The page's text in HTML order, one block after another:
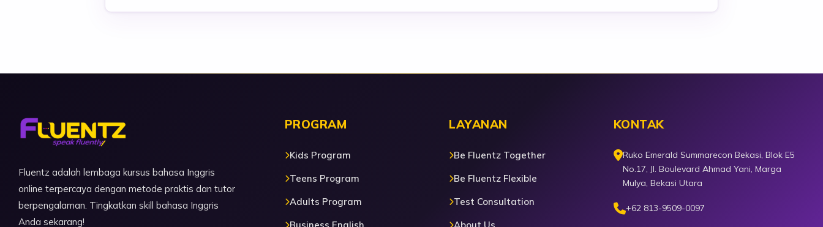
Fluentz adalah lembaga kursus bahasa Inggris
online terpercaya dengan metode praktis dan tutor
berpengalaman. Tingkatkan skill bahasa Inggris
Anda sekarang!
PROGRAM
Kids Program
Teens Program
Adults Program
Business English
LAYANAN
Be Fluentz Together
Be Fluentz Flexible
Test Consultation
About Us
KONTAK
Ruko Emerald Summarecon Bekasi, Blok E5
No.17, Jl. Boulevard Ahmad Yani, Marga
Mulya, Bekasi Utara
+62 813-9509-0097